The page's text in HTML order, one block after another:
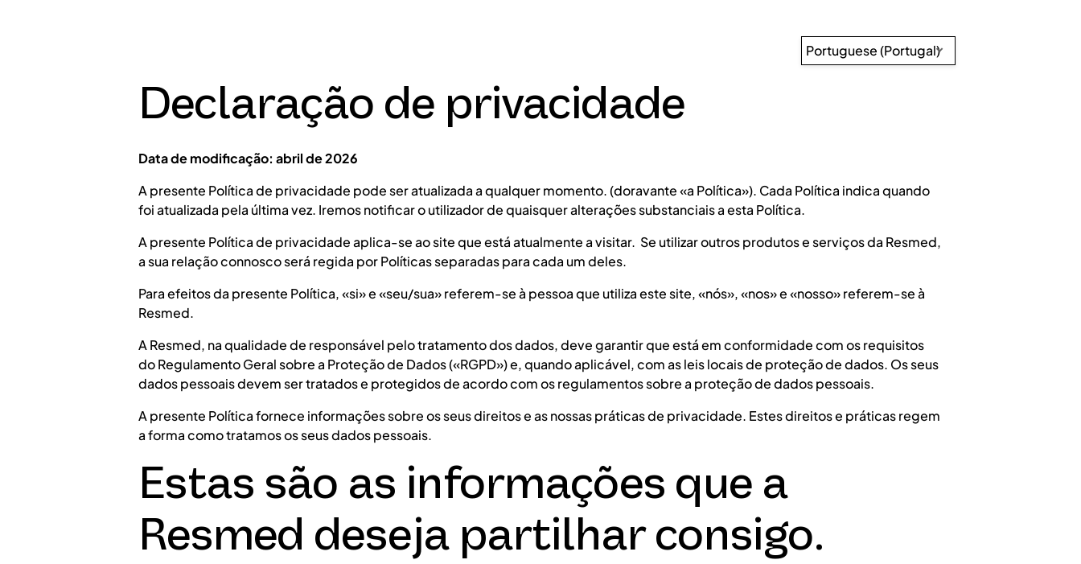
Portuguese (Portugal)
Declaração de privacidade
Data de modificação: abril de 2026
A presente Política de privacidade pode ser atualizada a qualquer momento. (doravante «a Política»). Cada Política indica quando
foi atualizada pela última vez. Iremos notificar o utilizador de quaisquer alterações substanciais a esta Política.
A presente Política de privacidade aplica-se ao site que está atualmente a visitar. Se utilizar outros produtos e serviços da Resmed,
a sua relação connosco será regida por Políticas separadas para cada um deles.
Para efeitos da presente Política, «si» e «seu/sua» referem-se à pessoa que utiliza este site, «nós», «nos» e «nosso» referem-se à
Resmed.
A Resmed, na qualidade de responsável pelo tratamento dos dados, deve garantir que está em conformidade com os requisitos
do Regulamento Geral sobre a Proteção de Dados («RGPD») e, quando aplicável, com as leis locais de proteção de dados. Os seus
dados pessoais devem ser tratados e protegidos de acordo com os regulamentos sobre a proteção de dados pessoais.
A presente Política fornece informações sobre os seus direitos e as nossas práticas de privacidade. Estes direitos e práticas regem
a forma como tratamos os seus dados pessoais.
Estas são as informações que a
Resmed deseja partilhar consigo.